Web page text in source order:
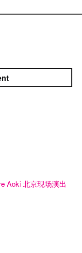
Aoki 北京现场演出